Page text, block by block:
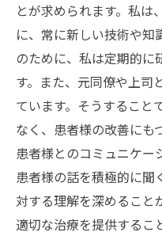
とが求められます。私は
に、常に新しい技術や知
のために、私は定期的に
す。また、元同僚や上司
ています。そうすること
なく、患者様の改善にも
患者様とのコミュニケー
患者様の話を積極的に聞
対する理解を深めること
適切な治療を提供するこ